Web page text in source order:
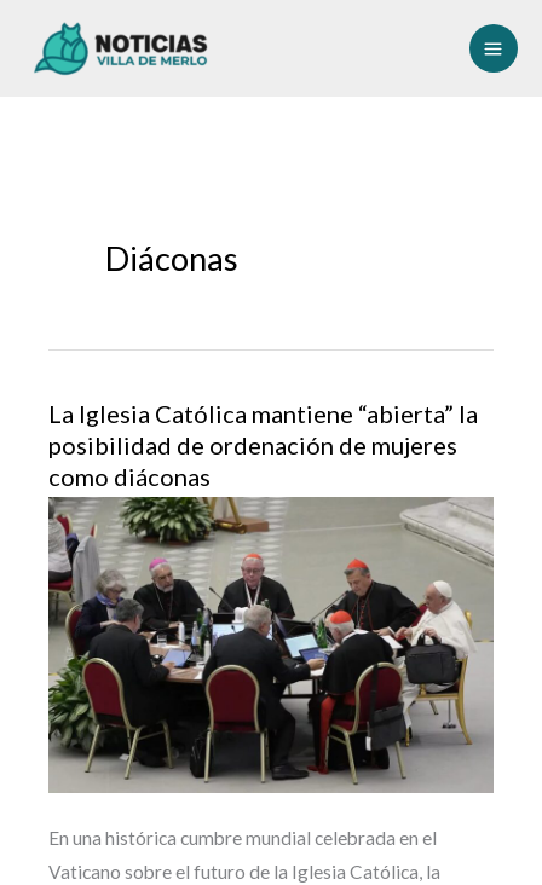
Diáconas
La Iglesia Católica mantiene “abierta” la
posibilidad de ordenación de mujeres
como diáconas
En una histórica cumbre mundial celebrada en el
Vaticano sobre el futuro de la Iglesia Católica, la